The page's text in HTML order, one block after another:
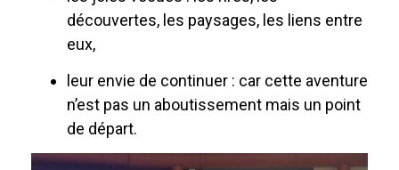
découvertes, les paysages, les liens entre
eux,
leur envie de continuer : car cette aventure
n’est pas un aboutissement mais un point
de départ.